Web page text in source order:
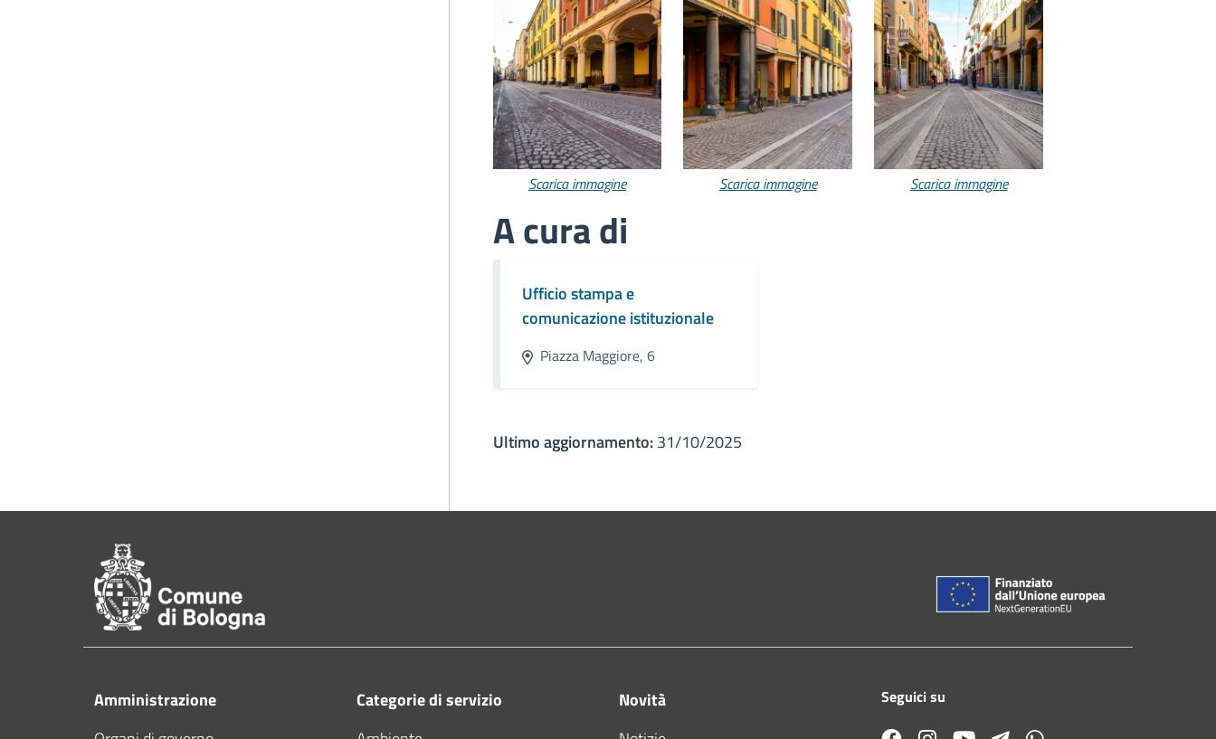
Scarica immagine Scarica immagine Scarica immagine
A cura di
Ufficio stampa e
comunicazione istituzionale
Piazza Maggiore, 6
Ultimo aggiornamento:31/10/2025
Pié di pagina di Comune di Bologna
Amministrazione
Categorie di servizio
Novità
Seguici su